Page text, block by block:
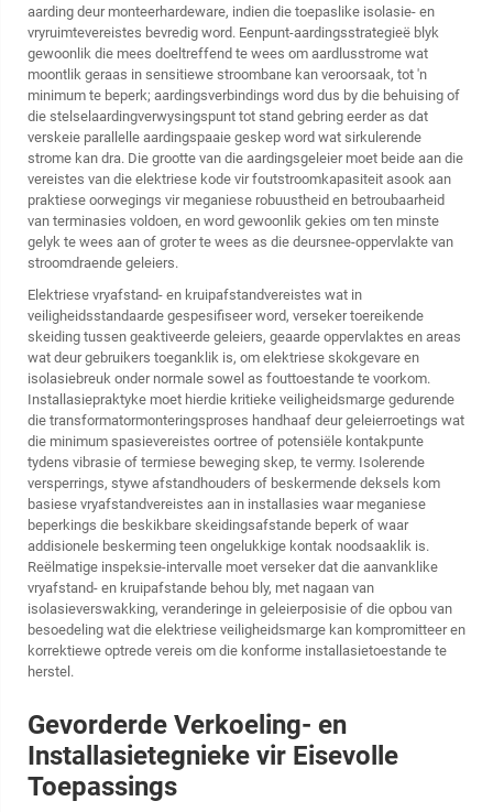
aarding deur monteerhardeware, indien die toepaslike isolasie- en
vryruimtevereistes bevredig word. Eenpunt-aardingsstrategieë blyk
gewoonlik die mees doeltreffend te wees om aardlusstrome wat
moontlik geraas in sensitiewe stroombane kan veroorsaak, tot 'n
minimum te beperk; aardingsverbindings word dus by die behuising of
die stelselaardingverwysingspunt tot stand gebring eerder as dat
verskeie parallelle aardingspaaie geskep word wat sirkulerende
strome kan dra. Die grootte van die aardingsgeleier moet beide aan die
vereistes van die elektriese kode vir foutstroomkapasiteit asook aan
praktiese oorwegings vir meganiese robuustheid en betroubaarheid
van terminasies voldoen, en word gewoonlik gekies om ten minste
gelyk te wees aan of groter te wees as die deursnee-oppervlakte van
stroomdraende geleiers.
Elektriese vryafstand- en kruipafstandvereistes wat in
veiligheidsstandaarde gespesifiseer word, verseker toereikende
skeiding tussen geaktiveerde geleiers, geaarde oppervlaktes en areas
wat deur gebruikers toeganklik is, om elektriese skokgevare en
isolasiebreuk onder normale sowel as fouttoestande te voorkom.
Installasiepraktyke moet hierdie kritieke veiligheidsmarge gedurende
die transformatormonteringsproses handhaaf deur geleierroetings wat
die minimum spasievereistes oortree of potensiële kontakpunte
tydens vibrasie of termiese beweging skep, te vermy. Isolerende
versperrings, stywe afstandhouders of beskermende deksels kom
basiese vryafstandvereistes aan in installasies waar meganiese
beperkings die beskikbare skeidingsafstande beperk of waar
addisionele beskerming teen ongelukkige kontak noodsaaklik is.
Reëlmatige inspeksie-intervalle moet verseker dat die aanvanklike
vryafstand- en kruipafstande behou bly, met nagaan van
isolasieverswakking, veranderinge in geleierposisie of die opbou van
besoedeling wat die elektriese veiligheidsmarge kan kompromitteer en
korrektiewe optrede vereis om die konforme installasietoestande te
herstel.
Gevorderde Verkoeling- en
Installasietegnieke vir Eisevolle
Toepassings